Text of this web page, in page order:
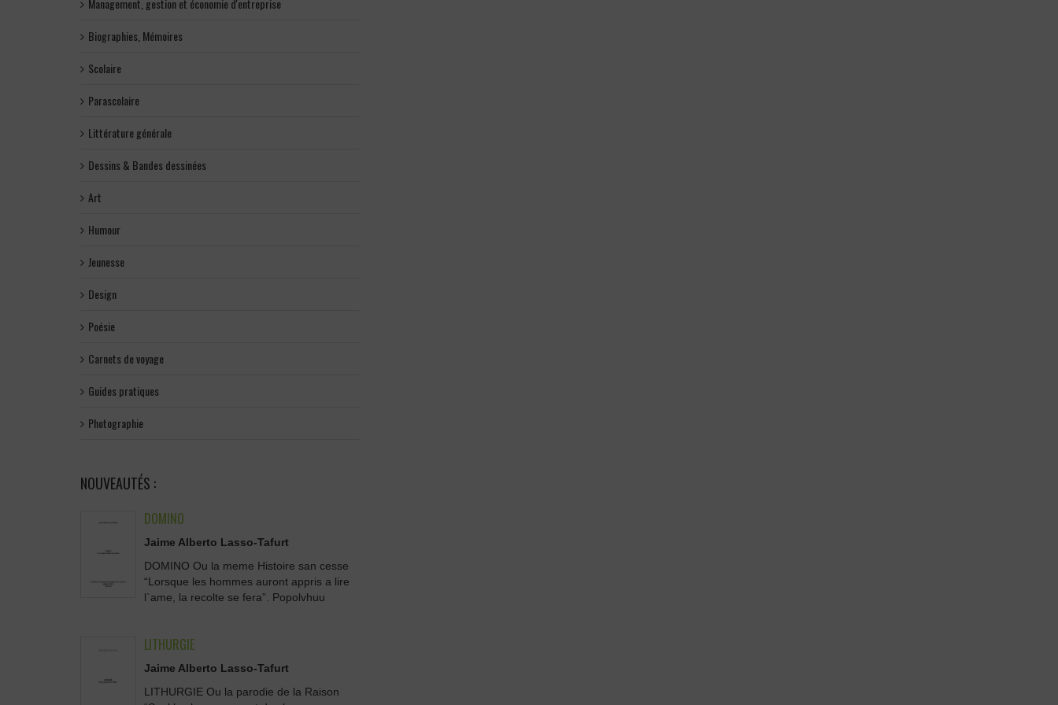
Management, gestion et économie d'entreprise
Biographies, Mémoires
Scolaire
Parascolaire
Littérature générale
Dessins & Bandes dessinées
Art
Humour
Jeunesse
Design
Poésie
Carnets de voyage
Guides pratiques
Photographie
NOUVEAUTÉS :
DOMINO
Jaime Alberto Lasso-Tafurt
DOMINO Ou la meme Histoire san cesse
“Lorsque les hommes auront appris a lire
l`ame, la recolte se fera”. Popolvhuu
LITHURGIE
Jaime Alberto Lasso-Tafurt
LITHURGIE Ou la parodie de la Raison